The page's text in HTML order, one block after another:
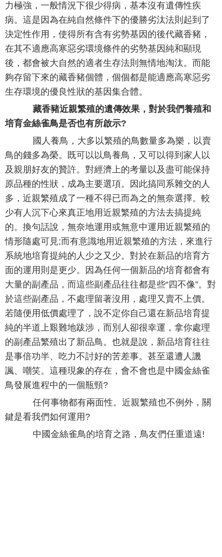
力極強，一般情況下很少得病，基本沒有遺傳性疾
病。這是因為在純自然條件下的優勝劣汰法則起到了
決定性作用，使得所有含有劣勢基因的後代藏香豬，
在其不適應高寒惡劣環境條件的劣勢基因純和顯現
後，都會被大自然的適者生存法則無情地淘汰。而能
夠存留下來的藏香豬個體，個個都是能適應高寒惡劣
生存環境的優良性狀的基因集合體。
藏香豬近親繁殖的遺傳效果，對於我們養殖和
培育金絲雀鳥是否也有所啟示?
國人養鳥，大多以繁殖的鳥數量多為樂，以賣
鳥的錢多為榮。既可以以鳥養鳥，又可以得到家人以
及親朋好友的贊許。對經濟上的考量以及盡可能保持
原品種的性狀，成為主要選項。因此搞同系雜交的人
多，近親繁殖成了一種不得已而為之的無奈選擇。較
少有人沉下心來真正地用近親繁殖的方法去搞提純
的。換句話說，無奈地運用或無意中運用近親繁殖的
情形隨處可見;而有意識地用近親繁殖的方法，來進行
系統地培育提純的人少之又少。對於在新品的培育方
面的運用則是更少。因為任何一個新品的培育都會有
大量的副產品，而這些副產品往往都是些“四不像”。對
於這些副產品，不處理留著沒用，處理又賣不上價。
若隨便用低價處理了，說不定你自己還在新品培育提
純的半道上艱難地跋涉，而別人卻很幸運，拿你處理
的副產品繁殖出了新品鳥。也就是說，新品培育往往
是事倍功半、吃力不討好的苦差事。甚至還遭人譏
諷、嘲笑。這種現象的存在，會不會也是中國金絲雀
鳥發展進程中的一個瓶頸?
任何事物都有兩面性。近親繁殖也不例外，關
鍵是看我們如何運用?
中國金絲雀鳥的培育之路，鳥友們任重道遠!